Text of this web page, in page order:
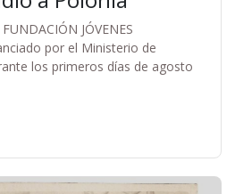
JÓVENES
por el Ministerio de
los primeros días de agosto